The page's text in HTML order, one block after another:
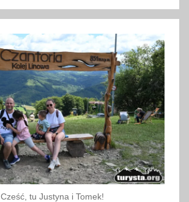
Cześć, tu Justyna i Tomek!